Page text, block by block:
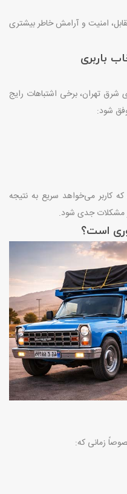
امنیت و آرامش خاطر بیشتری
باربری
شرق تهران، برخی اشتباهات رایج
شود:
کاربر می‌خواهد سریع به نتیجه
مشکلات جدی شود.
است؟
زمانی که: